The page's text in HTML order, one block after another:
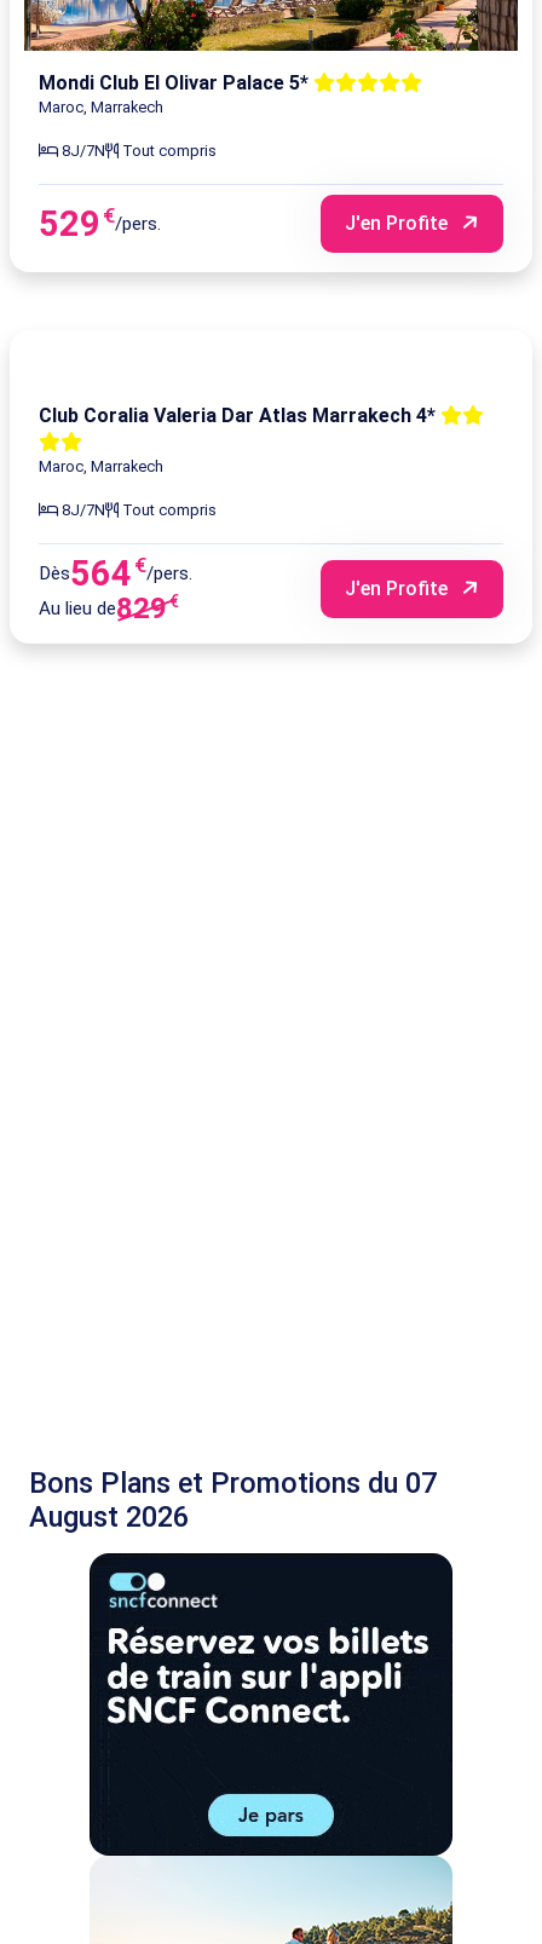
Mondi Club El Olivar Palace 5*
Maroc, Marrakech
8J/7N Tout compris
529 €/pers. J'en Profite
-32%
Club Coralia Valeria Dar Atlas Marrakech 4*
Maroc, Marrakech
8J/7N Tout compris
Dès564 €/pers.
Au lieu de829€
J'en Profite
Bons Plans et Promotions du 07
August 2026